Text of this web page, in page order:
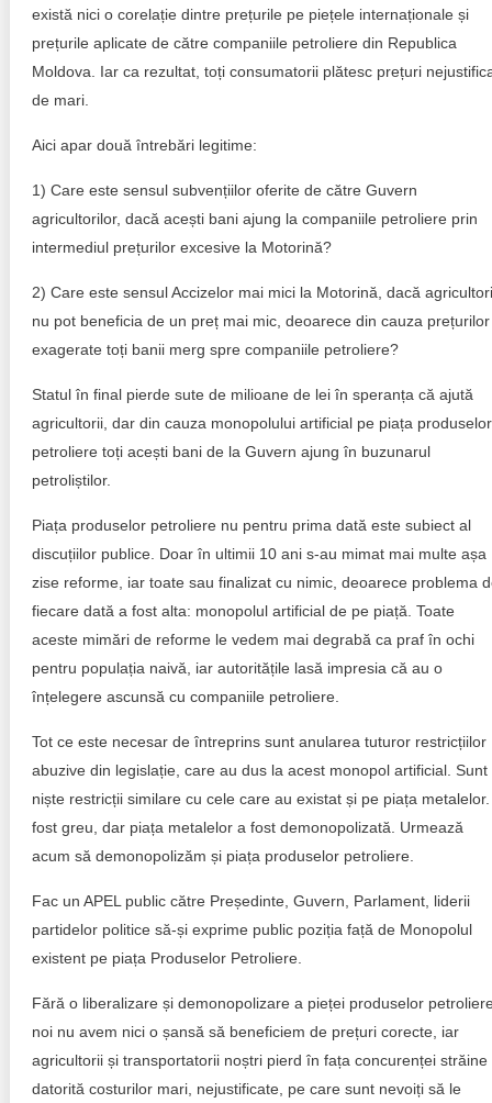
există nici o corelație dintre prețurile pe piețele internaționale și
prețurile aplicate de către companiile petroliere din Republica
Moldova. Iar ca rezultat, toți consumatorii plătesc prețuri
de mari.
Aici apar două întrebări legitime:
1) Care este sensul subvențiilor oferite de către Guvern
agricultorilor, dacă acești bani ajung la companiile petroliere prin
intermediul prețurilor excesive la Motorină?
2) Care este sensul Accizelor mai mici la Motorină, dacă
nu pot beneficia de un preț mai mic, deoarece din cauza prețurilor
exagerate toți banii merg spre companiile petroliere?
Statul în final pierde sute de milioane de lei în speranța că ajută
agricultorii, dar din cauza monopolului artificial pe piața produselor
petroliere toți acești bani de la Guvern ajung în buzunarul
petroliștilor.
Piața produselor petroliere nu pentru prima dată este subiect al
discuțiilor publice. Doar în ultimii 10 ani s-au mimat mai multe așa
zise reforme, iar toate sau finalizat cu nimic, deoarece problema
fiecare dată a fost alta: monopolul artificial de pe piață. Toate
aceste mimări de reforme le vedem mai degrabă ca praf în ochi
pentru populația naivă, iar autoritățile lasă impresia că au o
înțelegere ascunsă cu companiile petroliere.
Tot ce este necesar de întreprins sunt anularea tuturor restricțiilor
abuzive din legislație, care au dus la acest monopol artificial. Sunt
niște restricții similare cu cele care au existat și pe piața metalelor.
fost greu, dar piața metalelor a fost demonopolizată. Urmează
acum să demonopolizăm și piața produselor petroliere.
Fac un APEL public către Președinte, Guvern, Parlament, liderii
partidelor politice să-și exprime public poziția față de Monopolul
existent pe piața Produselor Petroliere.
Fără o liberalizare și demonopolizare a pieței produselor
noi nu avem nici o șansă să beneficiem de prețuri corecte, iar
agricultorii și transportatorii noștri pierd în fața concurenței străine
datorită costurilor mari, nejustificate, pe care sunt nevoiți să le